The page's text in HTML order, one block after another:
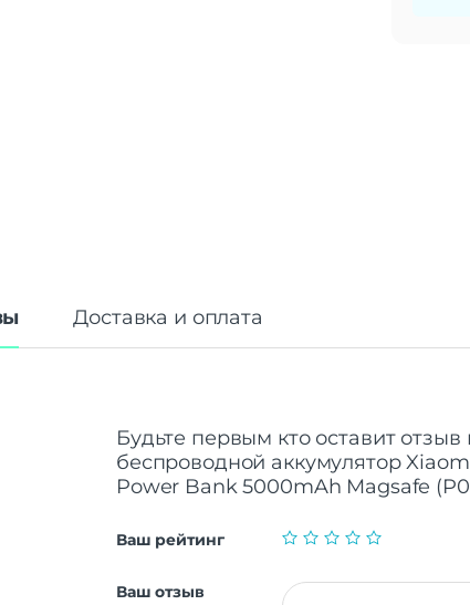
Доставка и оплата
Будьте первым кто оставит
беспроводной аккумулятор
Power Bank 5000mAh Magsafe
Ваш рейтинг
Ваш отзыв